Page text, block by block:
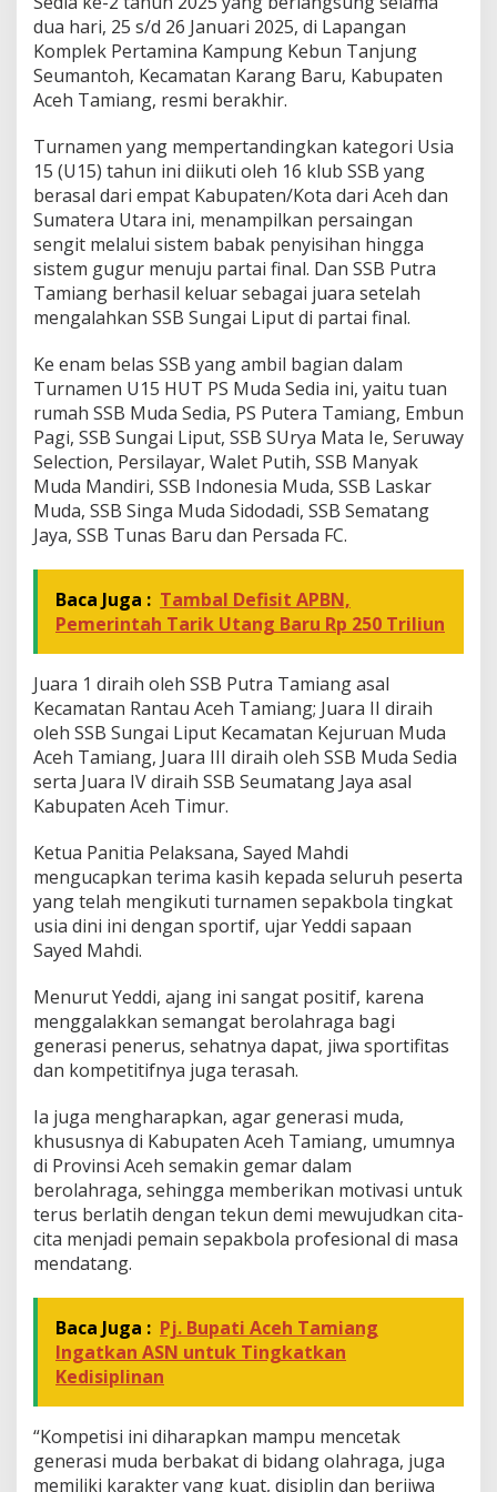
n
g
s
u
n
u
k
s
e
s
,
P
u
t
a
T
a
m
i
a
n
g
K
a
i
u
n
dua hari, 25 s/d 26 Januari 2025, di Lapangan
Komplek Pertamina Kampung Kebun Tanjung
Seumantoh, Kecamatan Karang Baru, Kabupaten
Aceh Tamiang, resmi berakhir.
Turnamen yang mempertandingkan kategori Usia
15 (U15) tahun ini diikuti oleh 16 klub SSB yang
berasal dari empat Kabupaten/Kota dari Aceh dan
Sumatera Utara ini, menampilkan persaingan
sengit melalui sistem babak penyisihan hingga
sistem gugur menuju partai final. Dan SSB Putra
Tamiang berhasil keluar sebagai juara setelah
mengalahkan SSB Sungai Liput di partai final.
Ke enam belas SSB yang ambil bagian dalam
Turnamen U15 HUT PS Muda Sedia ini, yaitu tuan
rumah SSB Muda Sedia, PS Putera Tamiang, Embun
Pagi, SSB Sungai Liput, SSB SUrya Mata Ie, Seruway
Selection, Persilayar, Walet Putih, SSB Manyak
Muda Mandiri, SSB Indonesia Muda, SSB Laskar
Muda, SSB Singa Muda Sidodadi, SSB Sematang
Jaya, SSB Tunas Baru dan Persada FC.
Baca Juga : Tambal Defisit APBN,
Pemerintah Tarik Utang Baru Rp 250 Triliun
Juara 1 diraih oleh SSB Putra Tamiang asal
Kecamatan Rantau Aceh Tamiang; Juara II diraih
oleh SSB Sungai Liput Kecamatan Kejuruan Muda
Aceh Tamiang, Juara III diraih oleh SSB Muda Sedia
serta Juara IV diraih SSB Seumatang Jaya asal
Kabupaten Aceh Timur.
Ketua Panitia Pelaksana, Sayed Mahdi
mengucapkan terima kasih kepada seluruh peserta
yang telah mengikuti turnamen sepakbola tingkat
usia dini ini dengan sportif, ujar Yeddi sapaan
Sayed Mahdi.
Menurut Yeddi, ajang ini sangat positif, karena
menggalakkan semangat berolahraga bagi
generasi penerus, sehatnya dapat, jiwa sportifitas
dan kompetitifnya juga terasah.
Ia juga mengharapkan, agar generasi muda,
khususnya di Kabupaten Aceh Tamiang, umumnya
di Provinsi Aceh semakin gemar dalam
berolahraga, sehingga memberikan motivasi untuk
terus berlatih dengan tekun demi mewujudkan cita-
cita menjadi pemain sepakbola profesional di masa
mendatang.
Baca Juga : Pj. Bupati Aceh Tamiang
Ingatkan ASN untuk Tingkatkan
Kedisiplinan
“Kompetisi ini diharapkan mampu mencetak
generasi muda berbakat di bidang olahraga, juga
memiliki karakter yang kuat, disiplin dan berjiwa